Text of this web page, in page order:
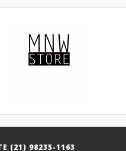
(21) 98235-1163